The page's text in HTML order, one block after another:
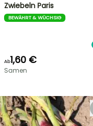
Zwiebeln Paris
BEWÄHRT & WÜCHSIG
Ab1,60 €
Samen